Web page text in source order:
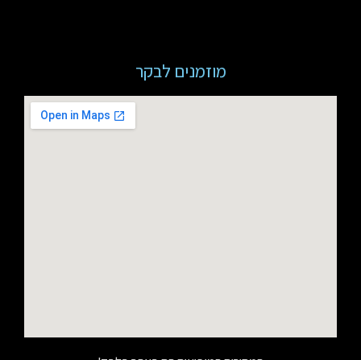
מוזמנים לבקר